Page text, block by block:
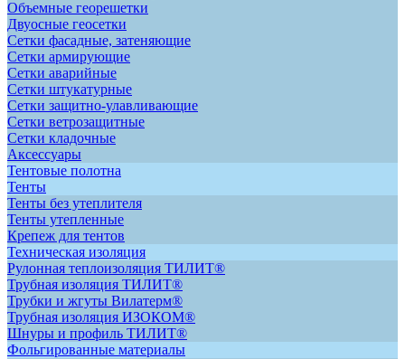
Объемные георешетки
Двуосные геосетки
Сетки фасадные, затеняющие
Сетки армирующие
Сетки аварийные
Сетки штукатурные
Сетки защитно-улавливающие
Сетки ветрозащитные
Сетки кладочные
Аксессуары
Тентовые полотна
Тенты
Тенты без утеплителя
Тенты утепленные
Крепеж для тентов
Техническая изоляция
Рулонная теплоизоляция ТИЛИТ®
Трубная изоляция ТИЛИТ®
Трубки и жгуты Вилатерм®
Трубная изоляция ИЗОКОМ®
Шнуры и профиль ТИЛИТ®
Фольгированные материалы